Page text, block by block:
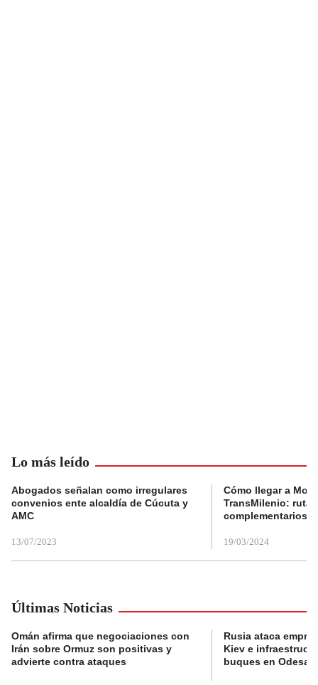
Lo más leído
Abogados señalan como irregulares
convenios ente alcaldía de Cúcuta y
AMC
13/07/2023
Cómo llegar a
TransMilenio:
complementarios
19/03/2024
Últimas Noticias
Omán afirma que negociaciones con
Irán sobre Ormuz son positivas y
advierte contra ataques
Rusia ataca
Kiev e
buques en Odesa